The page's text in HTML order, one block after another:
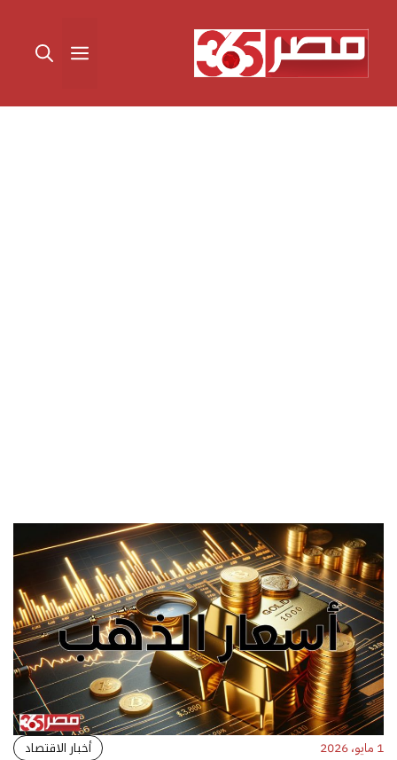
المحتوى القائمة
1 مايو، 2026 أخبار الاقتصاد